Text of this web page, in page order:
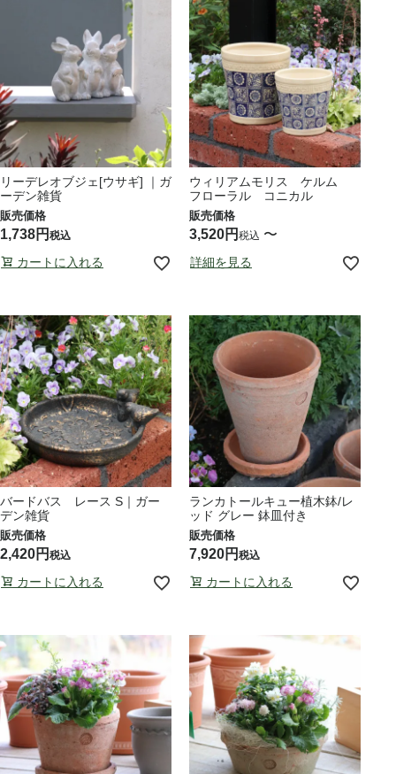
リーデレオブジェ[ウサギ] ｜ガ
ーデン雑貨
1,738 税込
カートに入れる
ウィリアムモリス ケルム
フローラル コニカル
3,520 税込 〜
詳細を見る
バードバス レース S｜ガー
デン雑貨
2,420 税込
カートに入れる
ランカトールキュー植木鉢/レ
ッド グレー 鉢皿付き
7,920 税込
カートに入れる